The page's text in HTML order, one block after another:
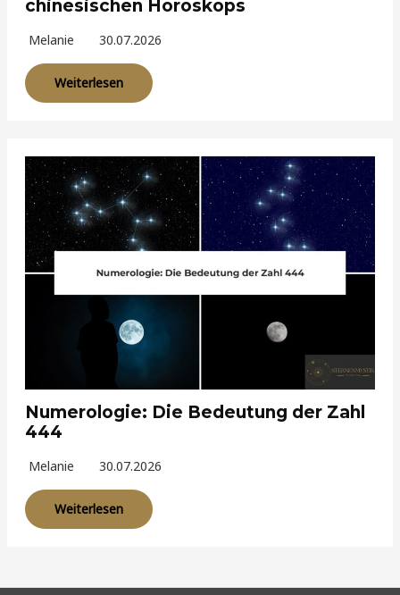
chinesischen Horoskops
Melanie 30.07.2026
Weiterlesen
Numerologie: Die Bedeutung der Zahl
444
Melanie 30.07.2026
Weiterlesen